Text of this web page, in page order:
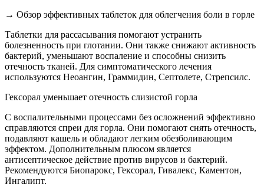
→ Обзор эффективных таблеток для облегчения боли в горле
Таблетки для рассасывания помогают устранить
болезненность при глотании. Они также снижают активность
бактерий, уменьшают воспаление и способны снизить
отечность тканей. Для симптоматического лечения
используются Неоангин, Граммидин, Септолете, Стрепсилс.
Гексорал уменьшает отечность слизистой горла
С воспалительными процессами без осложнений эффективно
справляются спреи для горла. Они помогают снять отечность,
подавляют кашель и обладают легким обезболивающим
эффектом. Дополнительным плюсом является
антисептическое действие против вирусов и бактерий.
Рекомендуются Биопарокс, Гексорал, Гивалекс, Каментон,
Ингалипт.